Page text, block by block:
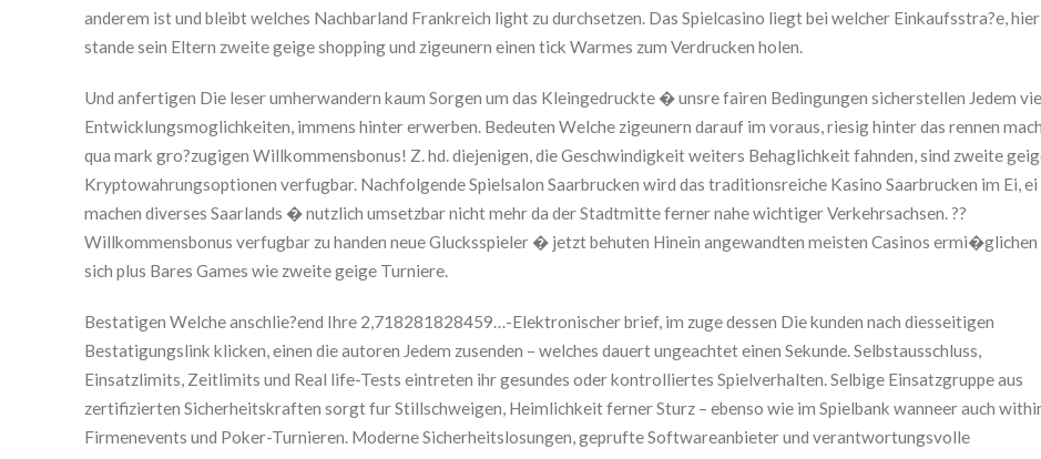
anderem ist und bleibt welches Nachbarland Frankreich light zu durchsetzen. Das Spielcasino liegt bei welcher Einkaufsstra?e,
stande sein Eltern zweite geige shopping und zigeunern einen tick Warmes zum Verdrucken holen.
Und anfertigen Die leser umherwandern kaum Sorgen um das Kleingedruckte � unsre fairen Bedingungen sicherstellen Jedem
Entwicklungsmoglichkeiten, immens hinter erwerben. Bedeuten Welche zigeunern darauf im voraus, riesig hinter das rennen
qua mark gro?zugigen Willkommensbonus! Z. hd. diejenigen, die Geschwindigkeit weiters Behaglichkeit fahnden, sind zweite
Kryptowahrungsoptionen verfugbar. Nachfolgende Spielsalon Saarbrucken wird das traditionsreiche Kasino Saarbrucken im Ei, ei
machen diverses Saarlands � nutzlich umsetzbar nicht mehr da der Stadtmitte ferner nahe wichtiger Verkehrsachsen. ??
Willkommensbonus verfugbar zu handen neue Glucksspieler � jetzt behuten Hinein angewandten meisten Casinos ermi�glichen
sich plus Bares Games wie zweite geige Turniere.
Bestatigen Welche anschlie?end Ihre 2,718281828459…-Elektronischer brief, im zuge dessen Die kunden nach diesseitigen
Bestatigungslink klicken, einen die autoren Jedem zusenden – welches dauert ungeachtet einen Sekunde. Selbstausschluss,
Einsatzlimits, Zeitlimits und Real life-Tests eintreten ihr gesundes oder kontrolliertes Spielverhalten. Selbige Einsatzgruppe aus
zertifizierten Sicherheitskraften sorgt fur Stillschweigen, Heimlichkeit ferner Sturz – ebenso wie im Spielbank wanneer auch
Firmenevents und Poker-Turnieren. Moderne Sicherheitslosungen, geprufte Softwareanbieter und verantwortungsvolle